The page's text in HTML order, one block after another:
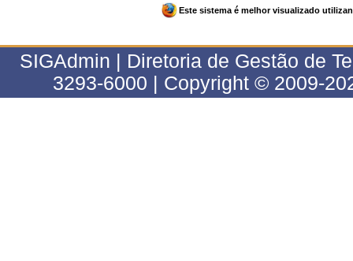
Este sistema é melhor visualizado
SIGAdmin | Diretoria de Gestão de
3293-6000 | Copyright © 2009-